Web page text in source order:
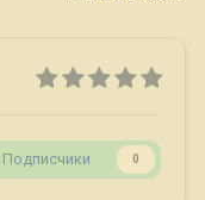
Подписчики 0